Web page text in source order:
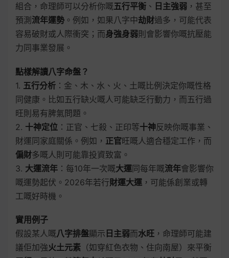
組合，命理師可以分析你嘅五行平衡 、 日主強弱 ，甚至
預測 流年運勢 。例如，如果八字中劫財過多，可能代表
容易破財或人際衝突；而身強身弱則會影響你嘅抗壓能
力同事業發展。
點樣解讀八字命盤？
1. 五行分析 ：金、木、水、火、土嘅比例決定你嘅性格
同健康。比如五行缺火嘅人可能缺乏行動力，而五行過
旺則易有脾氣問題。
2. 十神定位 ：正官、七殺、正印等十神反映你嘅事業、
財運同家庭關係。例如， 正官旺嘅人適合穩定工作，而
偏財多嘅人則可能靠投資致富。
3. 大運流年 ：每10年一次嘅大運同每年嘅流年會影響你
嘅運勢起伏。2026年若行財運大運 ，可能係創業或轉
工嘅好時機。
實用例子
假設某人嘅八字排盤顯示 日主弱而水旺 ，命理師可能建
議佢加強火土元素 （如穿紅色衣物、住向南屋）來平衡